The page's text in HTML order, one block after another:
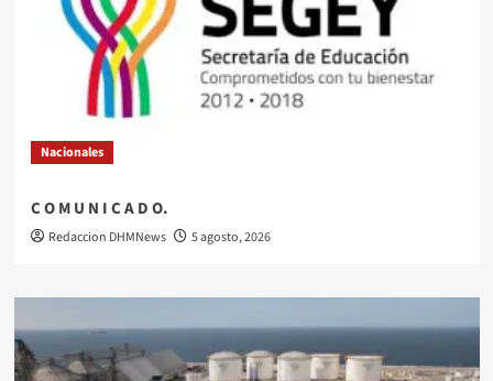
Nacionales
C O M U N I C A D O.
Redaccion DHMNews 5 agosto, 2026